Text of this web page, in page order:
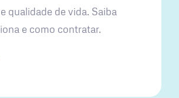
qualidade de vida. Saiba
e como contratar.